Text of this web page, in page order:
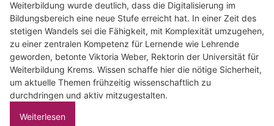
Weiterbildung wurde deutlich, dass die Digitalisierung im
Bildungsbereich eine neue Stufe erreicht hat. In einer Zeit des
stetigen Wandels sei die Fähigkeit, mit Komplexität umzugehen,
zu einer zentralen Kompetenz für Lernende wie Lehrende
geworden, betonte Viktoria Weber, Rektorin der Universität für
Weiterbildung Krems. Wissen schaffe hier die nötige Sicherheit,
um aktuelle Themen frühzeitig wissenschaftlich zu
durchdringen und aktiv mitzugestalten.
Weiterlesen